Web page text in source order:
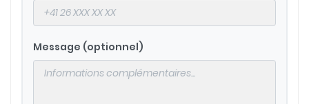
Message (optionnel)